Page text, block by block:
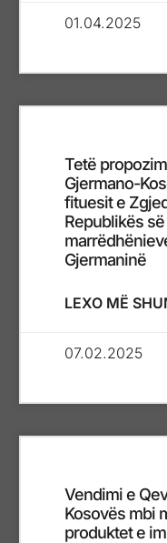
01.04.2025
Tetë
Gjermano-
fituesit e
Republikës
Gjermaninë
LEXO MË
07.02.2025
Vendimi e
Kosovës mbi
produktet e